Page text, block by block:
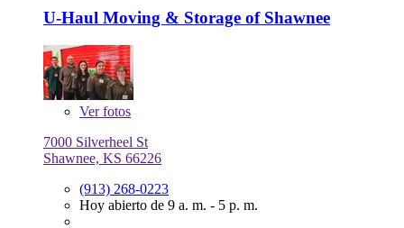
U-Haul Moving & Storage of Shawnee
Verfotos
7000 Silverheel St
Shawnee, KS 66226
(913) 268-0223
Hoy abierto de 9 a. m. - 5 p. m.